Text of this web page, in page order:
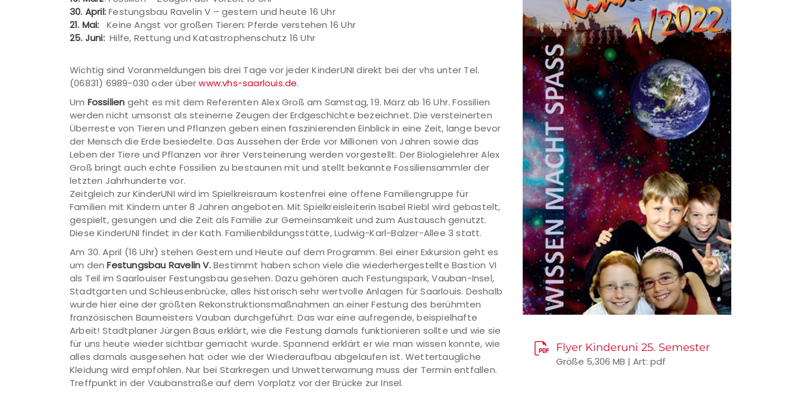
30. April:Festungsbau Ravelin V – gestern und heute 16 Uhr
21. Mai: Keine Angst vor großen Tieren: Pferde verstehen 16 Uhr
25. Juni:Hilfe, Rettung und Katastrophenschutz 16 Uhr
Wichtig sind Voranmeldungen bis drei Tage vor jeder KinderUNI direkt bei der vhs unter Tel.
(06831) 6989-030 oder überwww.vhs-saarlouis.de.
Um Fossilien geht es mit dem Referenten Alex Groß am Samstag, 19. März ab 16 Uhr. Fossilien
werden nicht umsonst als steinerne Zeugen der Erdgeschichte bezeichnet. Die versteinerten
Überreste von Tieren und Pflanzen geben einen faszinierenden Einblick in eine Zeit, lange bevor
der Mensch die Erde besiedelte. Das Aussehen der Erde vor Millionen von Jahren sowie das
Leben der Tiere und Pflanzen vor ihrer Versteinerung werden vorgestellt. Der Biologielehrer Alex
Groß bringt auch echte Fossilien zu bestaunen mit und stellt bekannte Fossiliensammler der
letzten Jahrhunderte vor.
Zeitgleich zur KinderUNI wird im Spielkreisraum kostenfrei eine offene Familiengruppe für
Familien mit Kindern unter 8 Jahren angeboten. Mit Spielkreisleiterin Isabel Riebl wird gebastelt,
gespielt, gesungen und die Zeit als Familie zur Gemeinsamkeit und zum Austausch genutzt.
Diese KinderUNI findet in der Kath. Familienbildungsstätte, Ludwig-Karl-Balzer-Allee 3 statt.
Am 30. April (16 Uhr) stehen Gestern und Heute auf dem Programm. Bei einer Exkursion geht es
um denFestungsbau Ravelin V.Bestimmt haben schon viele die wiederhergestellte Bastion VI
als Teil im Saarlouiser Festungsbau gesehen. Dazu gehören auch Festungspark, Vauban-Insel,
Stadtgarten und Schleusenbrücke, alles historisch sehr wertvolle Anlagen für Saarlouis. Deshalb
wurde hier eine der größten Rekonstruktionsmaßnahmen an einer Festung des berühmten
französischen Baumeisters Vauban durchgeführt. Das war eine aufregende, beispielhafte
Arbeit! Stadtplaner Jürgen Baus erklärt, wie die Festung damals funktionieren sollte und wie sie
für uns heute wieder sichtbar gemacht wurde. Spannend erklärt er wie man wissen konnte, wie
alles damals ausgesehen hat oder wie der Wiederaufbau abgelaufen ist. Wettertaugliche
Kleidung wird empfohlen. Nur bei Starkregen und Unwetterwarnung muss der Termin entfallen.
Treffpunkt in der Vaubanstraße auf dem Vorplatz vor der Brücke zur Insel.
Flyer Kinderuni 25. Semester
Größe 5,306 MB | Art: pdf